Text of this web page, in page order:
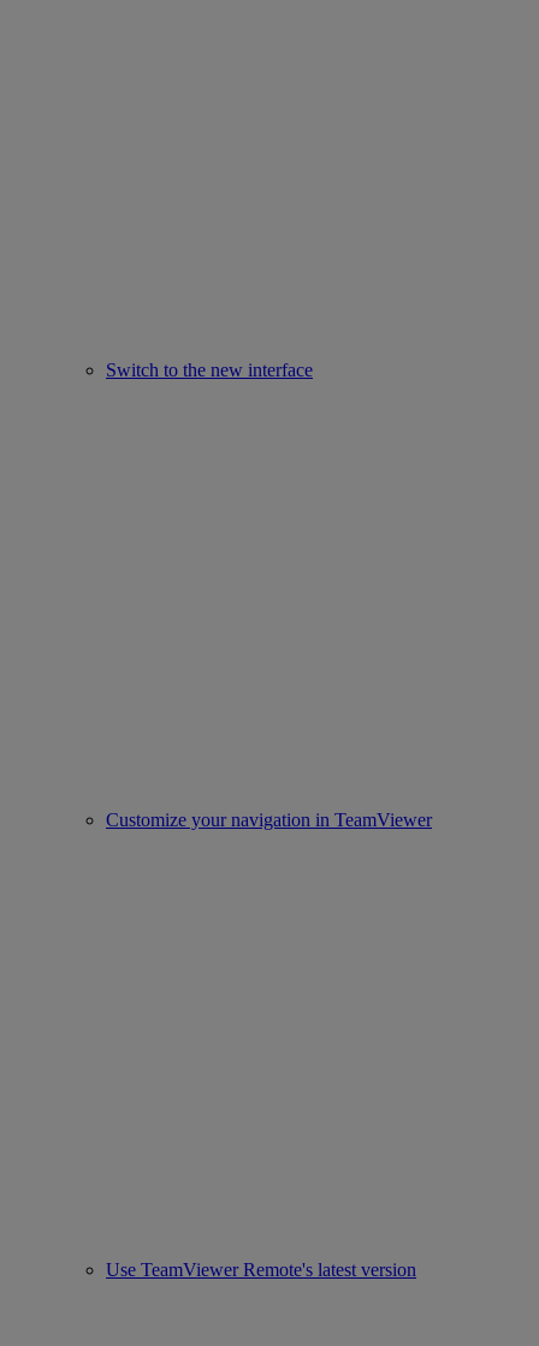
Switch to the new interface
Customize your navigation in TeamViewer
Use TeamViewer Remote's latest version